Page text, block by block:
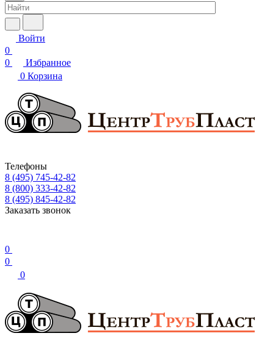
Войти
0
0
Избранное
0 Корзина
Телефоны
8 (495) 745-42-82
8 (800) 333-42-82
8 (495) 845-42-82
Заказать звонок
0
0
0